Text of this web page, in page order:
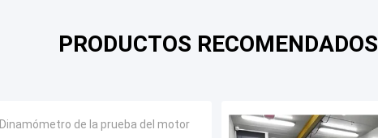
PRODUCTOS RECOMENDADOS
Dinamómetro de la prueba del motor